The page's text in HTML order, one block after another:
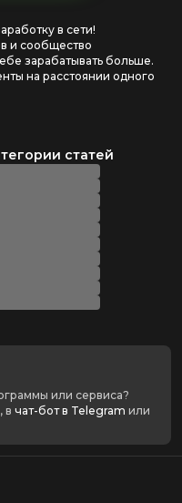
в сети!
и сообщество
зарабатывать больше.
на расстоянии одного
статей
или сервиса?
, в чат-бот в Telegram или